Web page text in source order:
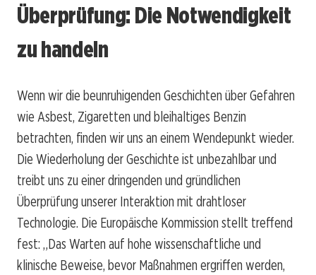
Überprüfung: Die Notwendigkeit
zu handeln
Wenn wir die beunruhigenden Geschichten über Gefahren
wie Asbest, Zigaretten und bleihaltiges Benzin
betrachten, finden wir uns an einem Wendepunkt wieder.
Die Wiederholung der Geschichte ist unbezahlbar und
treibt uns zu einer dringenden und gründlichen
Überprüfung unserer Interaktion mit drahtloser
Technologie. Die Europäische Kommission stellt treffend
fest: „Das Warten auf hohe wissenschaftliche und
klinische Beweise, bevor Maßnahmen ergriffen werden,